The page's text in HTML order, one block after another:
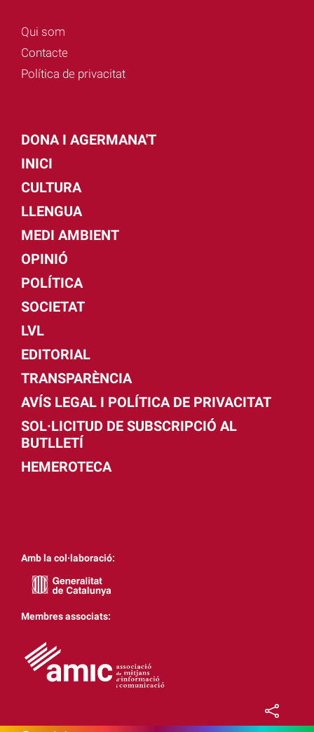
Qui som
Contacte
Política de privacitat
DONA I AGERMANA'T
INICI
CULTURA
LLENGUA
MEDI AMBIENT
OPINIÓ
POLÍTICA
SOCIETAT
LVL
EDITORIAL
TRANSPARÈNCIA
AVÍS LEGAL I POLÍTICA DE PRIVACITAT
SOL·LICITUD DE SUBSCRIPCIÓ AL
BUTLLETÍ
HEMEROTECA
Amb la col·laboració:
Membres associats: